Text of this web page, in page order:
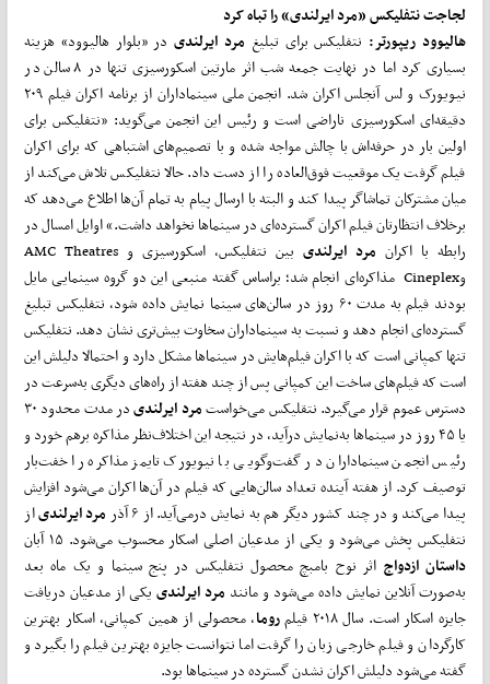
لجاجت نتفلیکس «مرد ایرلندی» را تباه کرد
هالیوود ریپورتر:نتفلیکس برای تبلیغ مرد ایرلندی در «بلوار هالیوود» هزینه
بسیاری کرد اما در نهایت جمعه شب اثر مارتین اسکورسیزی تنها در ۸ سالن در
نیویورک و لس آنجلس اکران شد. انجمن ملی سینماداران از برنامه اکران فیلم ۲۰۹
دقیقه‌ای اسکورسیزی ناراضی است و رئیس این انجمن می‌گوید: «نتفلیکس برای
اولین بار در حرفه‌اش با چالش مواجه شده و با تصمیم‌های اشتباهی که برای اکران
فیلم گرفت یک موقعیت فوق‌العاده را از دست داد. حالا نتفلیکس تلاش می‌کند از
میان مشترکان تماشاگر پیدا کند و البته با ارسال پیام به تمام آن‌ها اطلاع می‌دهد که
برخلاف انتظارتان فیلم اکران گسترده‌ای در سینماها نخواهد داشت.» اوایل امسال در
رابطه با اکران مرد ایرلندی
بین نتفلیکس، اسکورسیزی و AMC Theatres
وCineplex مذاکره‌ای انجام شد؛ براساس گفته منبعی این دو گروه سینمایی مایل
بودند فیلم به مدت ۶۰ روز در سالن‌های سینما نمایش داده شود، نتفلیکس تبلیغ
گسترده‌ای انجام دهد و نسبت به سینماداران سخاوت بیش‌تری نشان دهد. نتفلیکس
تنها کمپانی است که با اکران فیلم‌هایش در سینماها مشکل دارد و احتمالا دلیلش این
است که فیلم‌های ساخت این کمپانی پس از چند هفته از راه‌های دیگری به‌سرعت در
دسترس عموم قرار می‌گیرد. نتقلیکس می‌خواستمرد ایرلندی
در مدت محدود ۳۰
یا ۴۵ روز در سینماها به‌نمایش درآید، در نتیجه این اختلاف‌نظر مذاکره برهم خورد و
رئیس انجمن سینماداران در گفت‌وگویی با نیویورک تایمز مذاکره را خفت‌بار
توصیف کرد. از هفته آینده تعداد سالن‌هایی که فیلم در آن‌ها اکران می‌شود افزایش
پیدا می‌کند و در چند کشور دیگر هم به نمایش درمی‌آید. از ۶ آذر
مرد ایرلندیاز
نتفلیکس پخش می‌شود و یکی از مدعیان اصلی اسکار محسوب می‌شود. ۱۵ آبان
داستان ازدواجاثر نوح بامبچ محصول نتفلیکس در پنج سینما و یک ماه بعد
به‌صورت آنلاین نمایش داده می‌شود و مانند مرد ایرلندییکی از مدعیان دریافت
جایزه اسکار است. سال ۲۰۱۸ فیلم
روما، محصولی از همین کمپانی، اسکار بهترین
کارگردان و فیلم خارجی زبان را گرفت اما نتوانست جایزه بهترین فیلم را بگیرد و
گفته می‌شود دلیلش اکران نشدن گسترده در سینماها بود.